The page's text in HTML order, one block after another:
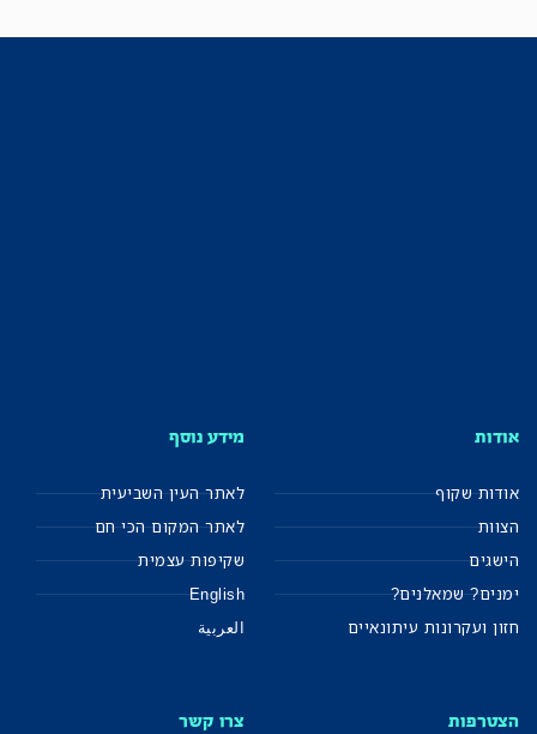
אודות
אודות שקוף
הצוות
הישגים
ימנים? שמאלנים?
חזון ועקרונות עיתונאיים
מידע נוסף
לאתר העין השביעית
לאתר המקום הכי חם
שקיפות עצמית
English
العربية
הצטרפות צרו קשר